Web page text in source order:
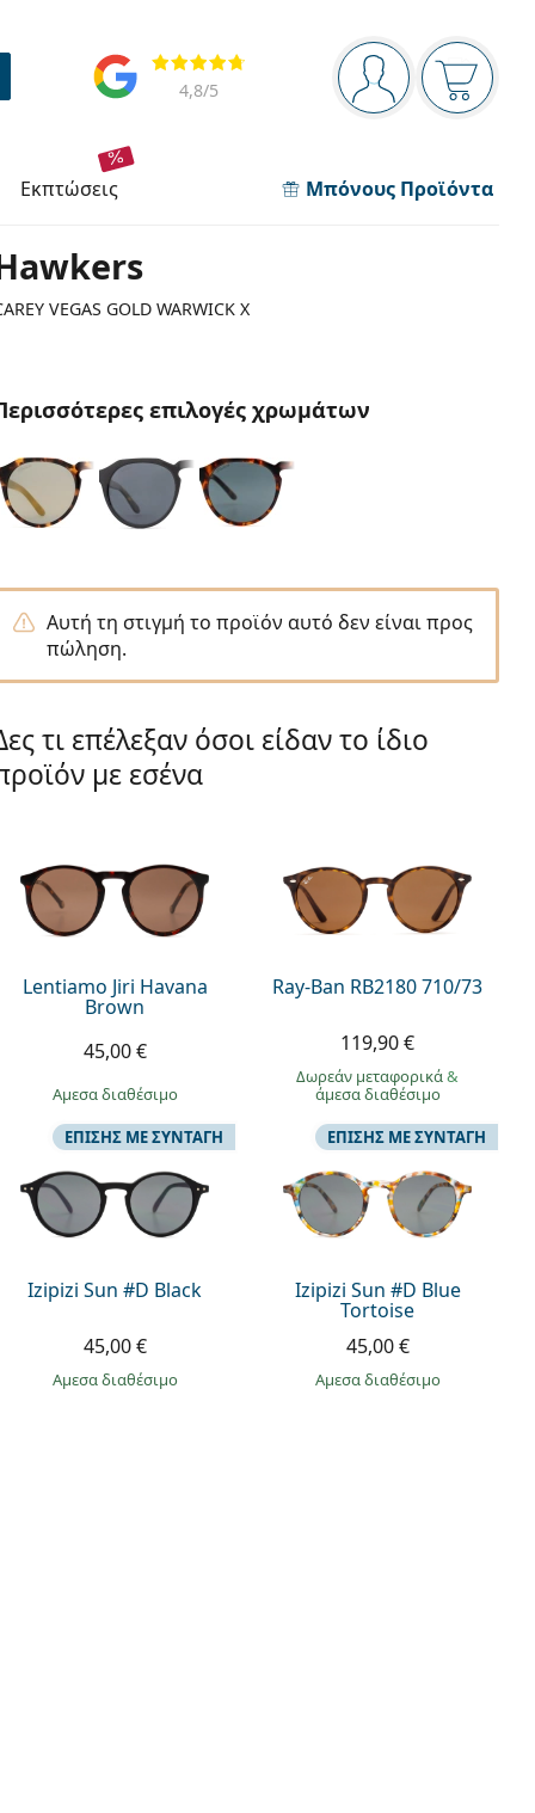
Πίνακας πλοήγησης
Είστε
Το
Αξιολογήσεις
4,8/5
εκπτώσεις Μπόνους Προϊόντα
VEGAS GOLD WARWICK X
επιλογές χρωμάτων
Αυτή τη στιγμή το προϊόν αυτό δεν είναι προς
πώληση.
τι επέλεξαν όσοι είδαν το ίδιο
με εσένα
Lentiamo Jiri Havana
Brown
45,00 €
άμεσα διαθέσιμο
Ray-Ban RB2180 710/73
119,90 €
Δωρεάν μεταφορικά&
άμεσα διαθέσιμο
Izipizi Sun #D Black
ΕΠΊΣΗΣ ΜΕ ΣΥΝΤΑΓΉ
45,00 €
άμεσα διαθέσιμο
Izipizi Sun #D Blue
Tortoise
ΕΠΊΣΗΣ ΜΕ ΣΥΝΤΑΓΉ
45,00 €
άμεσα διαθέσιμο